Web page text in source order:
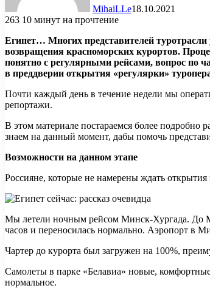
MihaiLLe18.10.2021
263 10 минут на прочтение
Египет… Многих представителей
возвращения красноморских курортов.
понятно с регулярными рейсами, вопрос по
в преддверии открытия «регулярки»
Почти каждый день в течение недели мы
репортажи.
В этом материале постараемся более подробно
знаем на данный момент, дабы помочь
Возможности на данном этапе
Россияне, которые не намерены ждать открытия
Мы летели ночным рейсом Минск-Хургада. До
часов и переносилась нормально. Аэропорт в
Чартер до курорта был загружен на 100%,
Самолеты в парке «Белавиа» новые,
нормальное.